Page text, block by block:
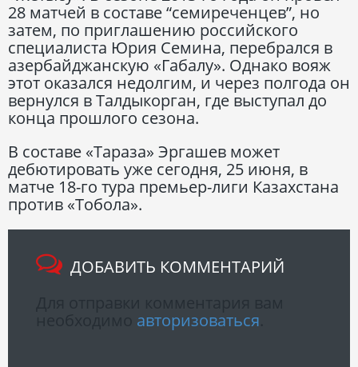
28 матчей в составе “семиреченцев”, но
затем, по приглашению российского
специалиста Юрия Семина, перебрался в
азербайджанскую «Габалу». Однако вояж
этот оказался недолгим, и через полгода он
вернулся в Талдыкорган, где выступал до
конца прошлого сезона.
В составе «Тараза» Эргашев может
дебютировать уже сегодня, 25 июня, в
матче 18-го тура премьер-лиги Казахстана
против «Тобола».
ДОБАВИТЬ КОММЕНТАРИЙ
авторизоваться